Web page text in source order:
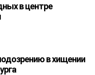
в центре
в хищении